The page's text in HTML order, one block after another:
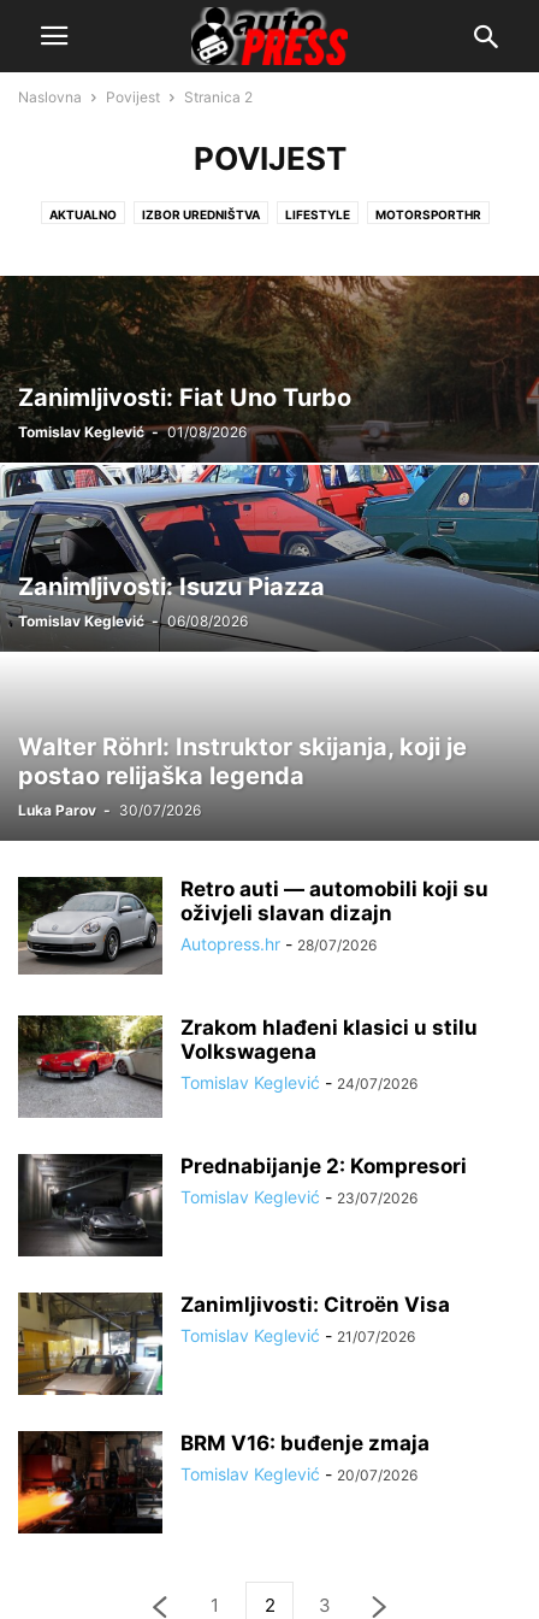
Naslovna Povijest Stranica 2
POVIJEST
AKTUALNO IZBOR UREDNIŠTVA LIFESTYLE MOTORSPORTHR
Zanimljivosti: Fiat Uno Turbo
Tomislav Keglević - 01/08/2026
Zanimljivosti: Isuzu Piazza
Tomislav Keglević - 06/08/2026
Walter Röhrl: Instruktor skijanja, koji je
postao relijaška legenda
Luka Parov - 30/07/2026
Retro auti — automobili koji su
oživjeli slavan dizajn
Autopress.hr - 28/07/2026
Zrakom hlađeni klasici u stilu
Volkswagena
Tomislav Keglević - 24/07/2026
Prednabijanje 2: Kompresori
Tomislav Keglević - 23/07/2026
Zanimljivosti: Citroën Visa
Tomislav Keglević - 21/07/2026
BRM V16: buđenje zmaja
Tomislav Keglević - 20/07/2026
1 2 3